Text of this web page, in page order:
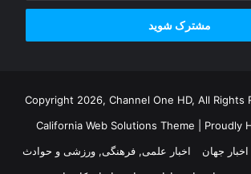
California Web Solutions Theme | Proudly
اخبار جهان
اخبار علمی, فرهنگی, ورزشی و حوادث